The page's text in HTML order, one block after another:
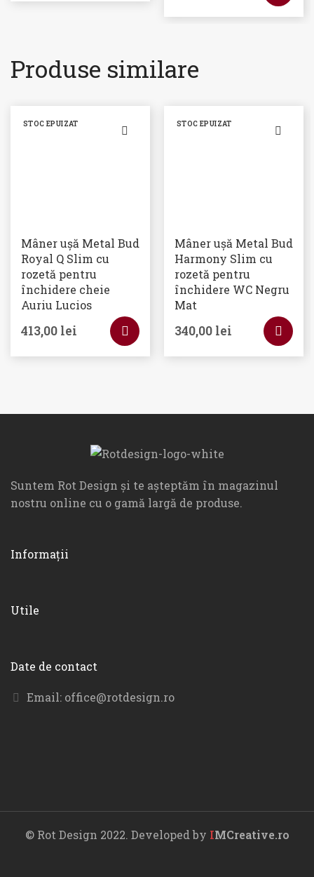
Produse similare
STOC EPUIZAT
Mâner ușă Metal Bud
Royal Q Slim cu
rozetă pentru
închidere cheie
Auriu Lucios
413,00 lei
STOC EPUIZAT
Mâner ușă Metal Bud
Harmony Slim cu
rozetă pentru
închidere WC Negru
Mat
340,00 lei
Suntem Rot Design și te așteptăm în magazinul
nostru online cu o gamă largă de produse.
Informații
Utile
Date de contact
Email: office@rotdesign.ro
© Rot Design 2022. Developed by IMCreative.ro